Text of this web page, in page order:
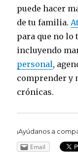
puede hacer
de tu familia.
para que no lo
incluyendo
personal,
comprender y
crónicas.
¡Ayúdanos a
Email